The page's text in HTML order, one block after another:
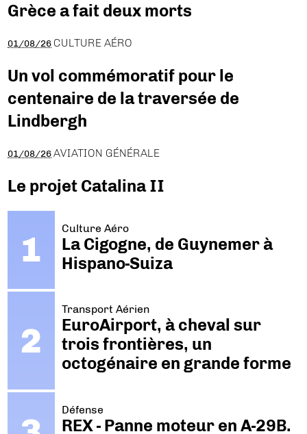
Grèce a fait deux morts
01/08/26 CULTURE AÉRO
Un vol commémoratif pour le
centenaire de la traversée de
Lindbergh
01/08/26 AVIATION GÉNÉRALE
Le projet Catalina II
Culture Aéro
La Cigogne, de Guynemer à
Hispano-Suiza
Transport Aérien
EuroAirport, à cheval sur
trois frontières, un
octogénaire en grande forme
Défense
REX - Panne moteur en A-29B.